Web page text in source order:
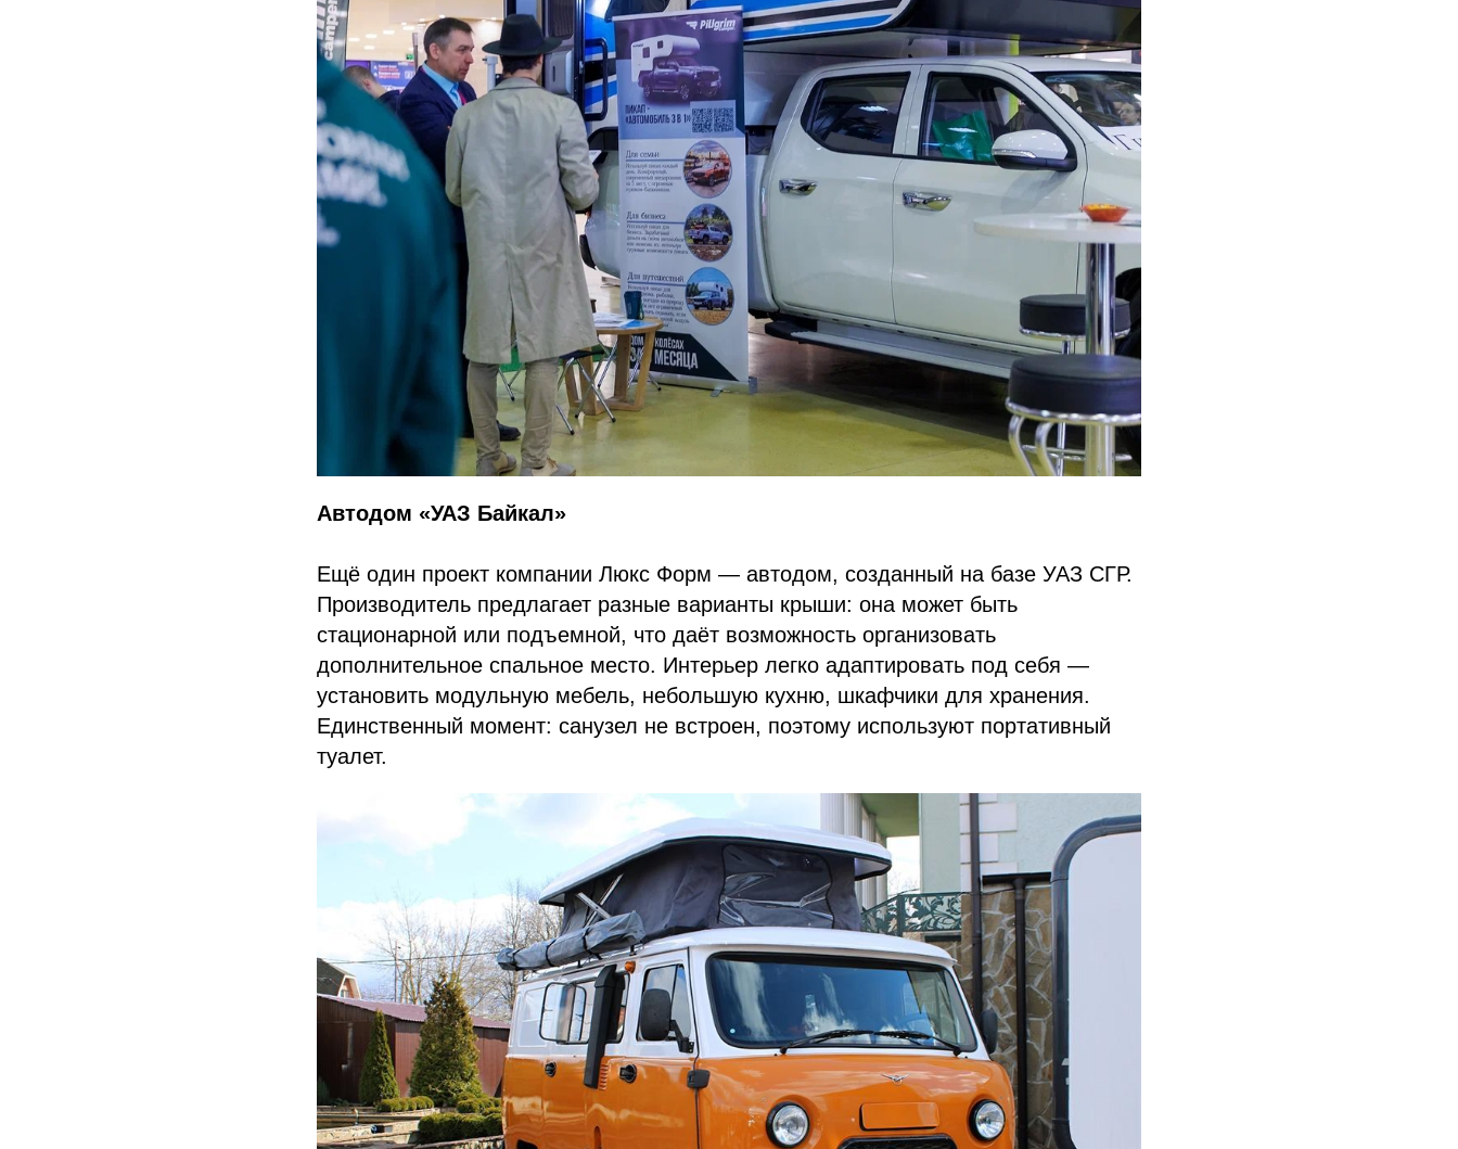
Автодом «УАЗ Байкал»
Ещё один проект компании Люкс Форм — автодом, созданный на базе УАЗ СГР.
Производитель предлагает разные варианты крыши: она может быть
стационарной или подъемной, что даёт возможность организовать
дополнительное спальное место. Интерьер легко адаптировать под себя —
установить модульную мебель, небольшую кухню, шкафчики для хранения.
Единственный момент: санузел не встроен, поэтому используют портативный
туалет.